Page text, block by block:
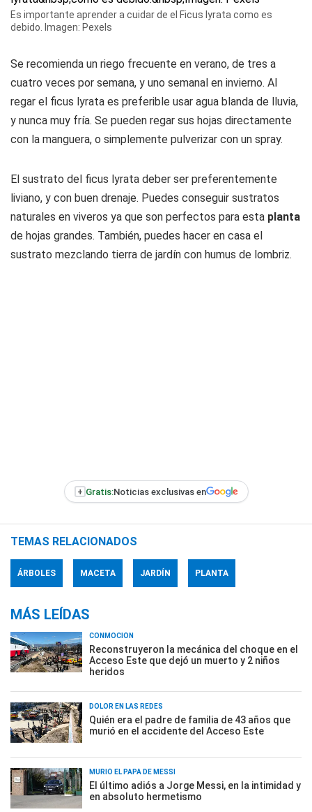
Es importante aprender a cuidar de el Ficus lyrata como es
debido. Imagen: Pexels
Se recomienda un riego frecuente en verano, de tres a
cuatro veces por semana, y uno semanal en invierno. Al
regar el ficus lyrata es preferible usar agua blanda de lluvia,
y nunca muy fría. Se pueden regar sus hojas directamente
con la manguera, o simplemente pulverizar con un spray.
El sustrato del ficus lyrata deber ser preferentemente
liviano, y con buen drenaje. Puedes conseguir sustratos
naturales en viveros ya que son perfectos para esta planta
de hojas grandes. También, puedes hacer en casa el
sustrato mezclando tierra de jardín con humus de lombriz.
+ Gratis:Noticias exclusivas en
TEMAS RELACIONADOS
ÁRBOLES MACETA JARDÍN PLANTA
MÁS LEÍDAS
CONMOCIÓN
Reconstruyeron la mecánica del choque en el
Acceso Este que dejó un muerto y 2 niños
heridos
DOLOR EN LAS REDES
Quién era el padre de familia de 43 años que
murió en el accidente del Acceso Este
MURIÓ EL PAPÁ DE MESSI
El último adiós a Jorge Messi, en la intimidad y
en absoluto hermetismo